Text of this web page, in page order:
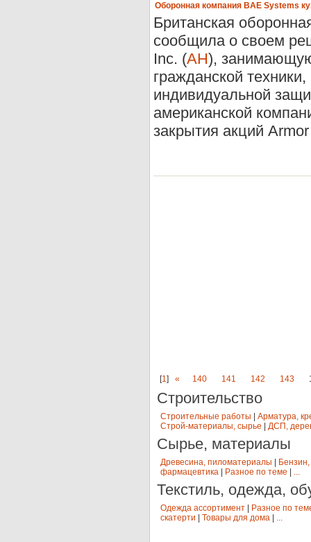
Оборонная компания BAE Systems
Британская
сообщила о своем
Inc. (AH),
гражданской
индивидуальной
американской
закрытия акций
[1] « 140 141 142 143
Строительство
Строительные работы
Арматура,
Строй-материалы, сырье
ДСП,
Сырье, материалы
Древесина, пиломатериалы
фармацевтика
Разное по теме ...
Текстиль, одежда,
Одежда ассортимент
Разное по
скатерти
Товары для дома ...